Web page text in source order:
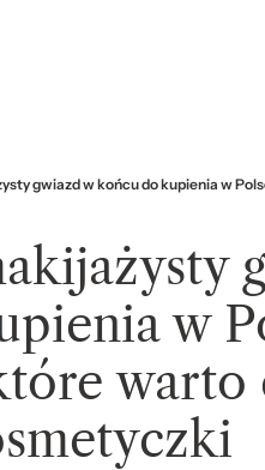
gwiazd w końcu do kupienia w
w
warto